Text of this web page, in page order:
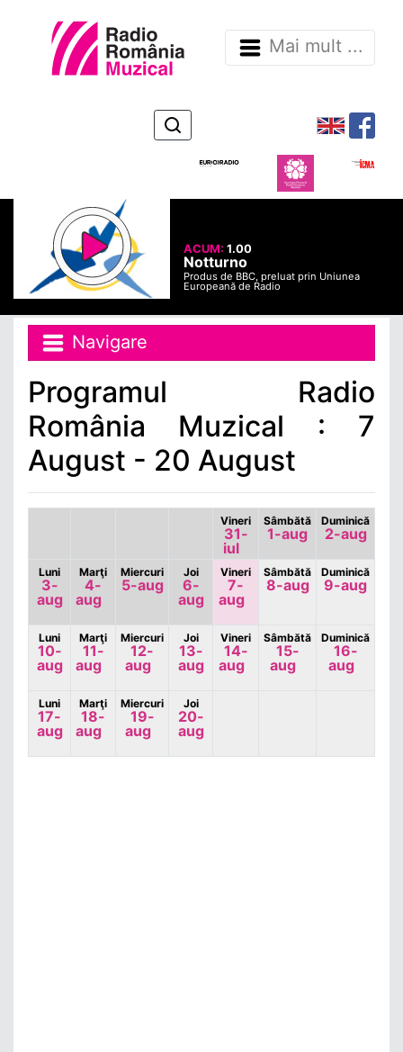
Mai mult ...
ACUM:1.00
Notturno
Produs de BBC, preluat prin Uniunea
Europeană de Radio
Navigare
Programul Radio
România Muzical : 7
August - 20 August
Vineri
31-
iul
Sâmbătă
1-aug
Duminică
2-aug
Luni
3-
aug
Marţi
4-
aug
Miercuri
5-aug
Joi
6-
aug
Vineri
7-
aug
Sâmbătă
8-aug
Duminică
9-aug
Luni
10-
aug
Marţi
11-
aug
Miercuri
12-
aug
Joi
13-
aug
Vineri
14-
aug
Sâmbătă
15-
aug
Duminică
16-
aug
Luni
17-
aug
Marţi
18-
aug
Miercuri
19-
aug
Joi
20-
aug